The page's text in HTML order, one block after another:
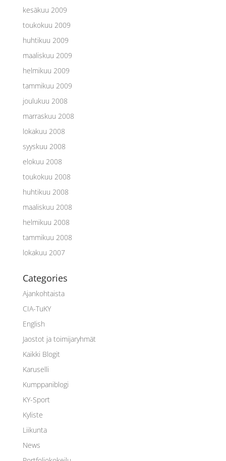
kesäkuu 2009
toukokuu 2009
huhtikuu 2009
maaliskuu 2009
helmikuu 2009
tammikuu 2009
joulukuu 2008
marraskuu 2008
lokakuu 2008
syyskuu 2008
elokuu 2008
toukokuu 2008
huhtikuu 2008
maaliskuu 2008
helmikuu 2008
tammikuu 2008
lokakuu 2007
Categories
Ajankohtaista
CIA-TuKY
English
Jaostot ja toimijaryhmät
Kaikki Blogit
Karuselli
Kumppaniblogi
KY-Sport
Kyliste
Liikunta
News